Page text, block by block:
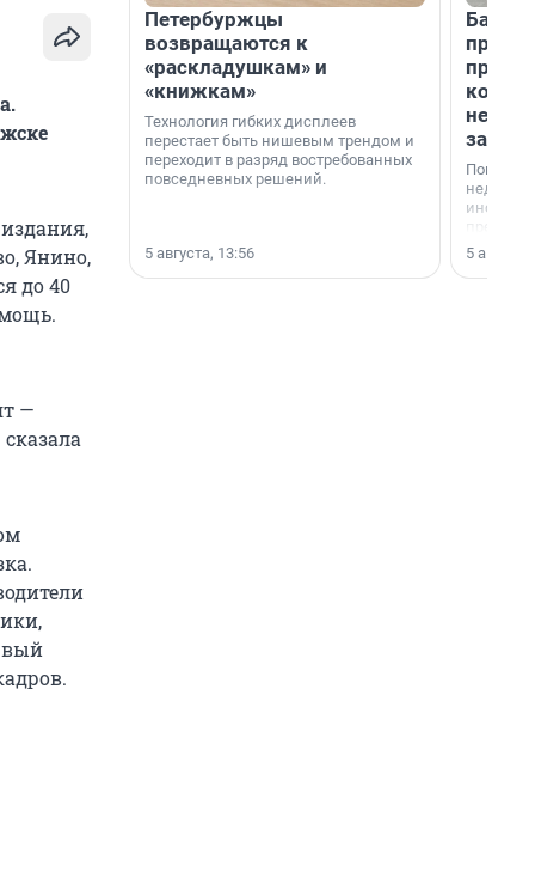
Янино,
до 40
—
Петербуржцы
возвращаются к
«раскладушкам» и
«книжкам»
Технология гибких дисплеев
перестает быть нишевым трендом и
переходит в разряд востребованных
повседневных решений.
5 августа, 13:56
Банк
Покупка
офис,
успех
5